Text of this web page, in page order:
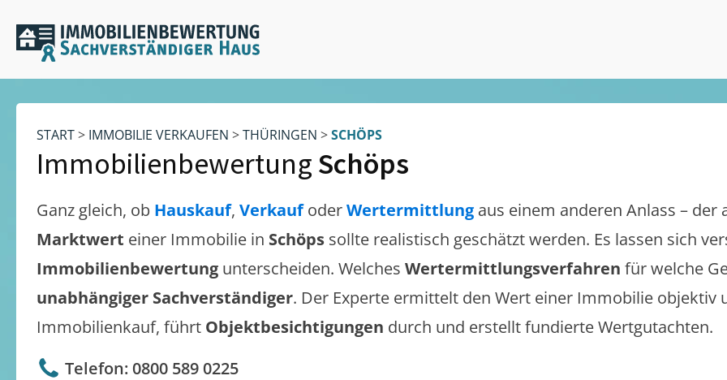
START> IMMOBILIE VERKAUFEN >THÜRINGEN >SCHÖPS
Immobilienbewertung Schöps
Ganz gleich, ob Hauskauf, VerkaufoderWertermittlung aus einem anderen Anlass – der
Marktwert einer Immobilie in Schöps sollte realistisch geschätzt werden. Es lassen sich
Immobilienbewertung unterscheiden. Welches Wertermittlungsverfahren für welche
unabhängiger Sachverständiger. Der Experte ermittelt den Wert einer Immobilie objektiv
Immobilienkauf, führt Objektbesichtigungen durch und erstellt fundierte Wertgutachten.
Telefon: 0800 589 0225